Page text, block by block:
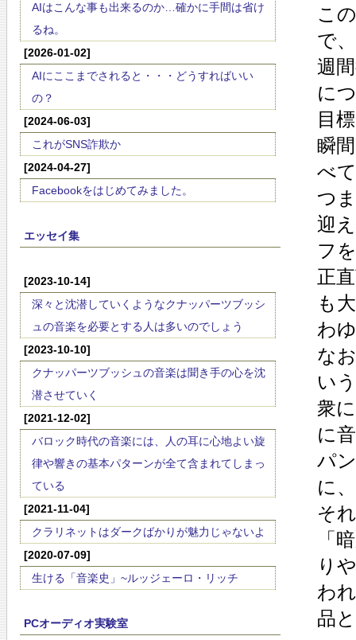
AIはこんな事も出来るのか…確かに手間は省け
るね。
[2026-01-02]
AIにここまでされると・・・どうすればいい
の？
[2024-06-03]
これがSNS詐欺か
[2024-04-27]
Facebookをはじめてみました。
エッセイ集
[2023-10-14]
深々と沈潜していくようなクナッパーツブッシ
ュの音楽を必要とする人は多いのでしょう
[2023-10-10]
クナッパーツブッシュの音楽は聞き手の心を沈
潜させていく
[2021-12-02]
バロック時代の音楽には、人の耳に心地よい旋
律や響きの基本パターンが全て含まれてしまっ
ている
[2021-11-04]
クラリネットはダークばかりが魅力じゃないよ
[2020-07-09]
生ける「音楽史」~ルッジェーロ・リッチ
PCオーディオ実験室
こ
で
週
に
目
瞬
べ
つ
迎
フ
正
も
わ
な
い
衆
に
パ
に
そ
「
り
わ
品